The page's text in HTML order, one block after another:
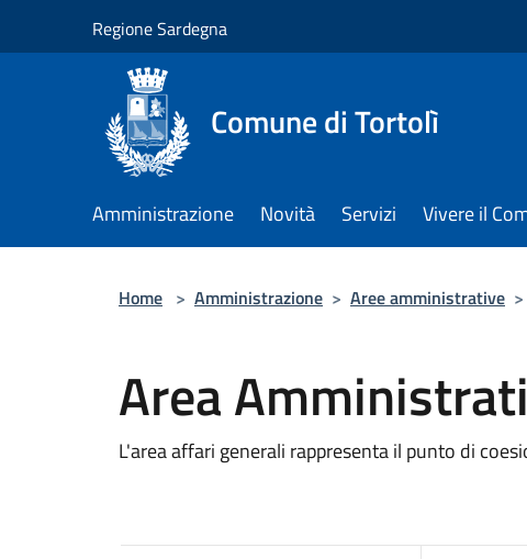
Regione Sardegna
Comune di Tortolì
Amministrazione Novità Servizi Vivere il
Home > Amministrazione > Aree amministrative >
Area
L'area affari generali rappresenta il punto di